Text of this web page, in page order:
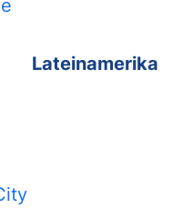
Lateinamerika